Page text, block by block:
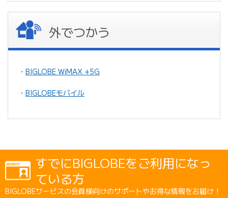
外でつかう
・ BIGLOBE WiMAX +5G
・ BIGLOBEモバイル
すでにBIGLOBEをご利用になっ
ている方
BIGLOBEサービスの会員様向けのサポートやお得な情報をお届け！